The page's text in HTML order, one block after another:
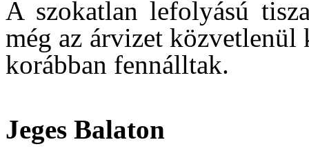
A szokatlan lefolyású
még az árvizet
korábban fennálltak.
Jeges Balaton